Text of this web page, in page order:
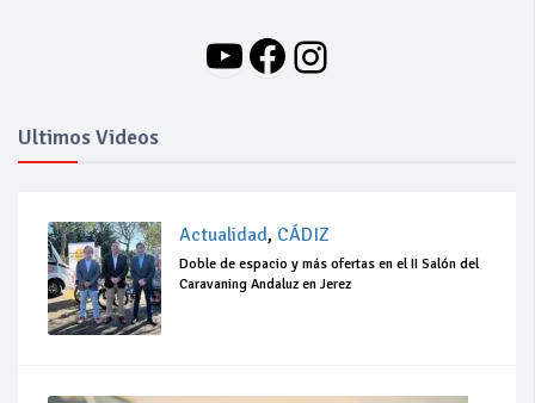
YouTube
Facebook
Instagram
Ultimos Videos
Actualidad, CÁDIZ
Doble de espacio y más ofertas en el II Salón del
Caravaning Andaluz en Jerez